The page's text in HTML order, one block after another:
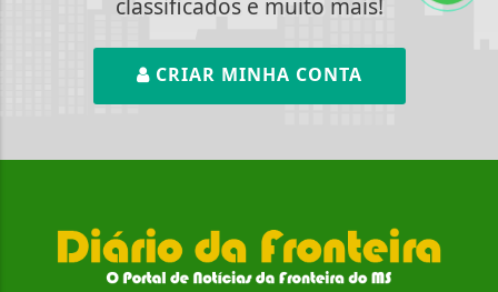
CRIAR MINHA CONTA